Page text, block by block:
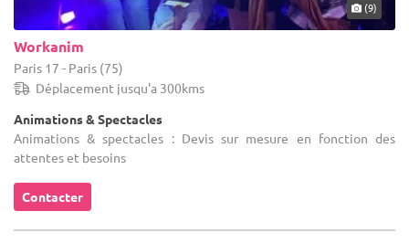
(9)
Workanim
Paris 17 - Paris (75)
Déplacement jusqu'a 300kms
Animations & Spectacles
Animations & spectacles : Devis sur mesure en fonction des
attentes et besoins
Contacter